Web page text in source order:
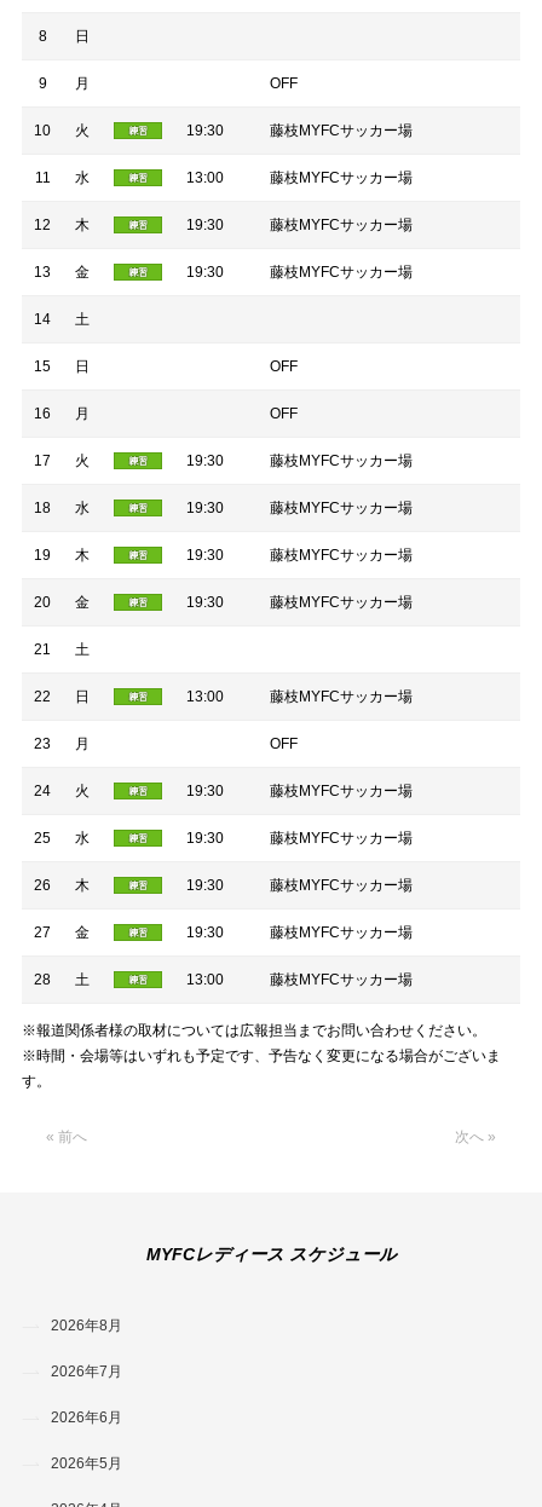
8 日
9 月 OFF
10 火 19:30 藤枝MYFCサッカー場
11 水 13:00 藤枝MYFCサッカー場
12 木 19:30 藤枝MYFCサッカー場
13 金 19:30 藤枝MYFCサッカー場
14 土
15 日 OFF
16 月 OFF
17 火 19:30 藤枝MYFCサッカー場
18 水 19:30 藤枝MYFCサッカー場
19 木 19:30 藤枝MYFCサッカー場
20 金 19:30 藤枝MYFCサッカー場
21 土
22 日 13:00 藤枝MYFCサッカー場
23 月 OFF
24 火 19:30 藤枝MYFCサッカー場
25 水 19:30 藤枝MYFCサッカー場
26 木 19:30 藤枝MYFCサッカー場
27 金 19:30 藤枝MYFCサッカー場
28 土 13:00 藤枝MYFCサッカー場
※報道関係者様の取材については広報担当までお問い合わせください。
※時間・会場等はいずれも予定です、予告なく変更になる場合がございま
す。
« 前へ 次へ »
MYFCレディース スケジュール
2026年8月
2026年7月
2026年6月
2026年5月